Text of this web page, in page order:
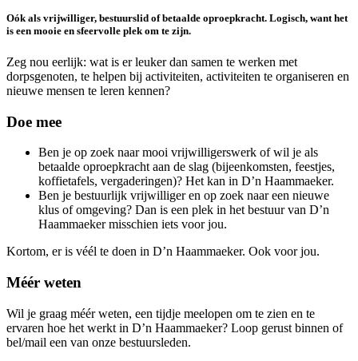
Oók als vrijwilliger, bestuurslid of betaalde oproepkracht. Logisch, want het
is een mooie en sfeervolle plek om te zijn.
Zeg nou eerlijk: wat is er leuker dan samen te werken met
dorpsgenoten, te helpen bij activiteiten, activiteiten te organiseren en
nieuwe mensen te leren kennen?
Doe mee
Ben je op zoek naar mooi vrijwilligerswerk of wil je als
betaalde oproepkracht aan de slag (bijeenkomsten, feestjes,
koffietafels, vergaderingen)? Het kan in D’n Haammaeker.
Ben je bestuurlijk vrijwilliger en op zoek naar een nieuwe
klus of omgeving? Dan is een plek in het bestuur van D’n
Haammaeker misschien iets voor jou.
Kortom, er is véél te doen in D’n Haammaeker. Ook voor jou.
Méér weten
Wil je graag méér weten, een tijdje meelopen om te zien en te
ervaren hoe het werkt in D’n Haammaeker? Loop gerust binnen of
bel/mail een van onze bestuursleden.